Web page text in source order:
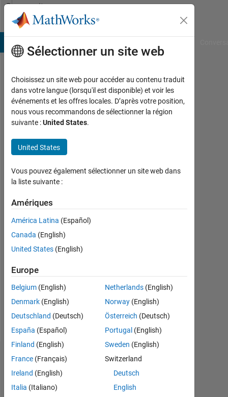
Passer au contenu
Community
Profile
Yong
Teng
Last
plus
de 2
y a
Actif
depuis
2023
0
Following:
0
Follow
Tableau de bord
Statistiques
Sélectionner un site web
Choisissez un site web pour accéder au contenu traduit
dans votre langue (lorsqu'il est disponible) et voir les
événements et les offres locales. D’après votre position,
nous vous recommandons de sélectionner la région
suivante :United States.
United States
Vous pouvez également sélectionner un site web dans
la liste suivante :
Amériques
América Latina (Español)
Canada (English)
United States (English)
Europe
Belgium (English)
Denmark (English)
Deutschland (Deutsch)
España (Español)
Finland (English)
France (Français)
Ireland (English)
Italia (Italiano)
Netherlands(English)
Norway(English)
Österreich (Deutsch)
Portugal (English)
Sweden (English)
Switzerland
Deutsch
English